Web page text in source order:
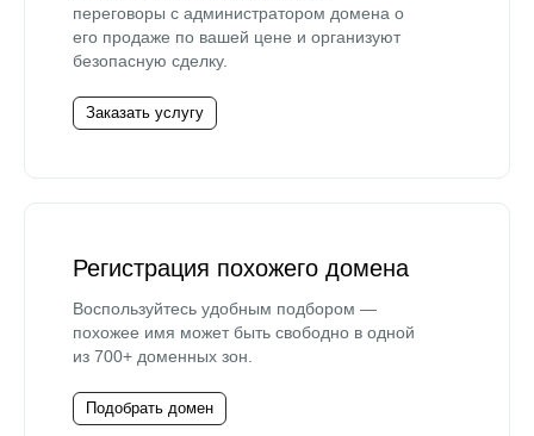
переговоры с администратором домена о
его продаже по вашей цене и организуют
безопасную сделку.
Заказать услугу
Регистрация похожего домена
Воспользуйтесь удобным подбором —
похожее имя может быть свободно в одной
из 700+ доменных зон.
Подобрать домен